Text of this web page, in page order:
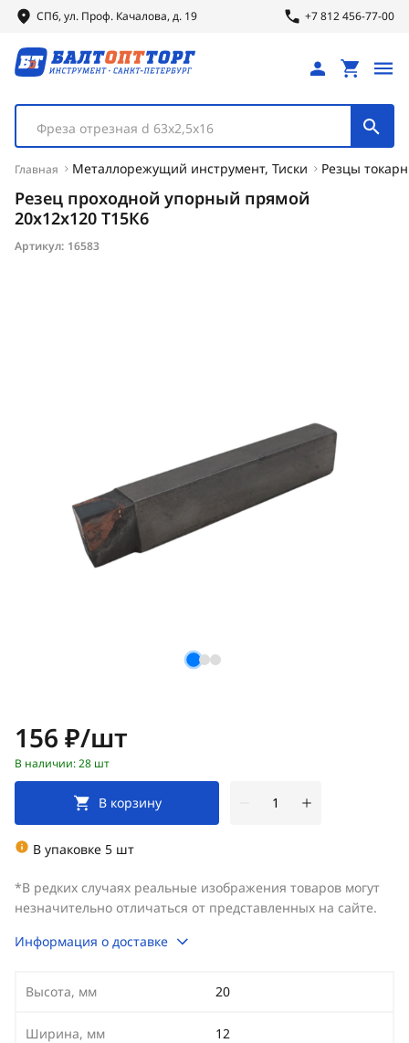
СПб, ул. Проф. Качалова, д. 19 +7 812 456-77-00
Фреза отрезная d 63х2,5х16
Главная Металлорежущий инструмент, Тиски Резцы
Резец проходной упорный прямой
20х12х120 Т15К6
Артикул: 16583
Цена:
156 ₽/шт
В наличии: 28 шт
В корзину
В упаковке 5 шт
*В редких случаях реальные изображения товаров могут
незначительно отличаться от представленных на сайте.
Информация о доставке
Высота, мм 20
Ширина, мм 12